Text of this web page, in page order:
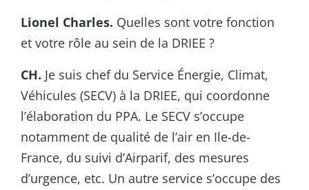
Lionel Charles. Quelles sont votre fonction
et votre rôle au sein de la DRIEE ?
CH. Je suis chef du Service Énergie, Climat,
Véhicules (SECV) à la DRIEE, qui coordonne
l’élaboration du PPA. Le SECV s’occupe
notamment de qualité de l’air en Ile-de-
France, du suivi d’Airparif, des mesures
d’urgence, etc. Un autre service s’occupe des